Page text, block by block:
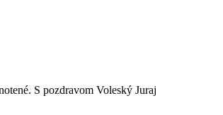
S pozdravom Voleský Juraj